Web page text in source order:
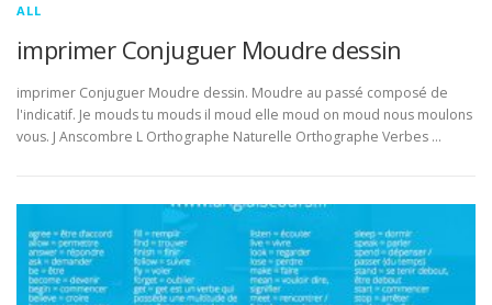
ALL
imprimer Conjuguer Moudre dessin
imprimer Conjuguer Moudre dessin. Moudre au passé composé de
l'indicatif. Je mouds tu mouds il moud elle moud on moud nous moulons
vous. J Anscombre L Orthographe Naturelle Orthographe Verbes …